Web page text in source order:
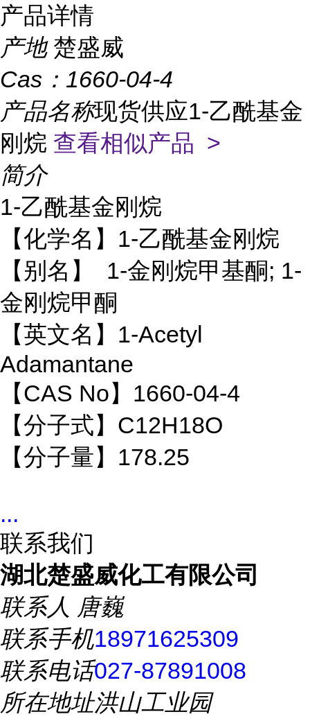
产品详情
产地 楚盛威
Cas： 1660-04-4
产品名称现货供应1-乙酰基金
刚烷 查看相似产品 >
简介
1-乙酰基金刚烷
【化学名】1-乙酰基金刚烷
【别名】 1-金刚烷甲基酮; 1-
金刚烷甲酮
【英文名】1-Acetyl
Adamantane
【CAS No】1660-04-4
【分子式】C12H18O
【分子量】178.25
...
联系我们
湖北楚盛威化工有限公司
联系人 唐巍
联系手机18971625309
联系电话027-87891008
所在地址洪山工业园